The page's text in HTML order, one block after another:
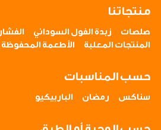
منتجاتنا
صلصات زبدة الفول السوداني الفشار
المنتجات المعلبة
الأطعمة المحفوظة
حسب المناسبات
سناكس رمضان الباربيكيو